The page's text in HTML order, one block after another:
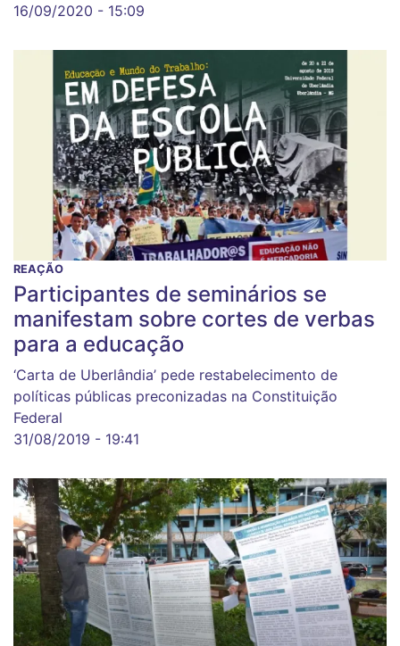
16/09/2020 - 15:09
REAÇÃO
Participantes de seminários se
manifestam sobre cortes de verbas
para a educação
‘Carta de Uberlândia’ pede restabelecimento de
políticas públicas preconizadas na Constituição
Federal
31/08/2019 - 19:41